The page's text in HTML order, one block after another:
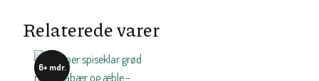
Relaterede varer
6+ mdr.